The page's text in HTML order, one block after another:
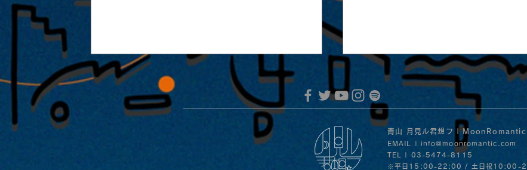
青山 月見ル君想フ | MoonRomantic
EMAIL |
info@moonromantic.com
TEL | 03-5474-8115
※平日15:00-22:00 / 土日祝10:00-